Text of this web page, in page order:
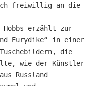
freiwillig an die
erzählt zur
Eurydike“ in einer
die
wie der Künstler
Russland